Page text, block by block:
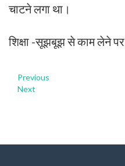
चाटने लगा था।
शिक्षा -सूझबूझ से काम लेने पर
Previous
Next